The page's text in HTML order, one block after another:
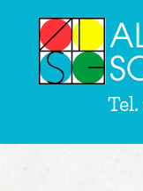
springen
Tel.